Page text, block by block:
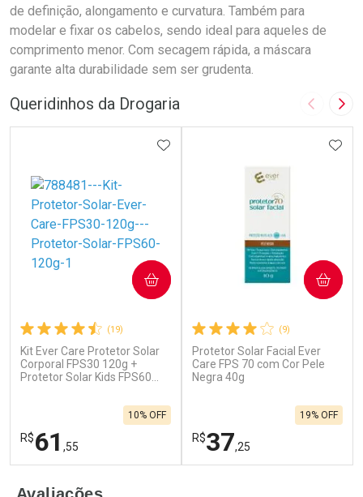
de definição, alongamento e curvatura. Também para
modelar e fixar os cabelos, sendo ideal para aqueles de
comprimento menor. Com secagem rápida, a máscara
garante alta durabilidade sem ser grudenta.
Queridinhos da Drogaria Imagem
(19)
Kit Ever Care Protetor Solar
Corporal FPS30 120g +
Protetor Solar Kids FPS60
R$61 ,55
10% OFF
ADICIONAR AOS FAVORITOS
COMPRAR
(9)
Protetor Solar Facial Ever
Care FPS 70 com Cor Pele
Negra 40g
R$37,25
19% OFF
COMPRAR